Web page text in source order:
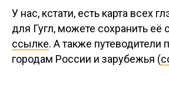
У нас, кстати, есть карта всех
для Гугл, можете сохранить её
ссылке. А также путеводители
городам России и зарубежья (